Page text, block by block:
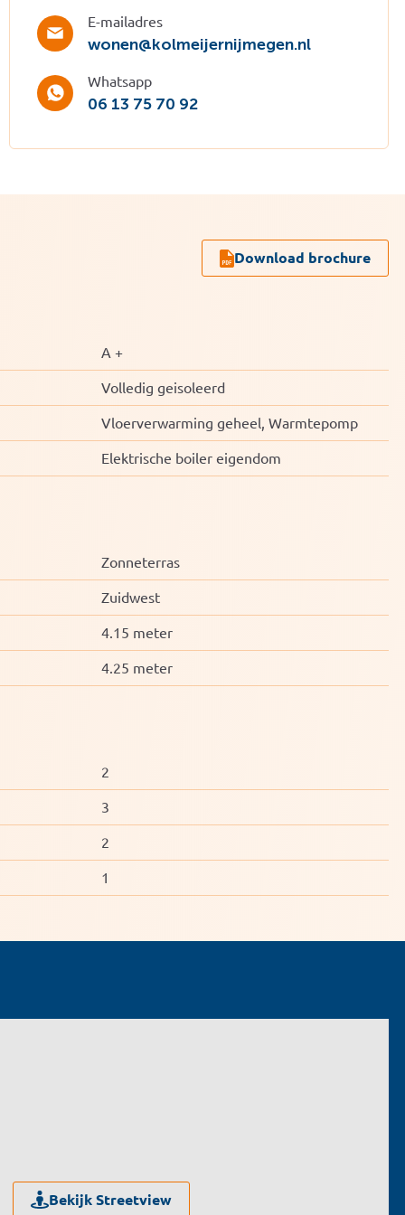
E-mailadres
wonen@kolmeijernijmegen.nl
Whatsapp
06 13 75 70 92
Download brochure
A +
Volledig geisoleerd
Vloerverwarming geheel, Warmtepomp
Elektrische boiler eigendom
Zonneterras
Zuidwest
4.15 meter
4.25 meter
2
3
2
1
Bekijk Streetview